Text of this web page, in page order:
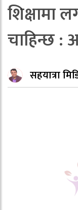
शिक्षामा
चाहिन्छ :
सहयात्रा